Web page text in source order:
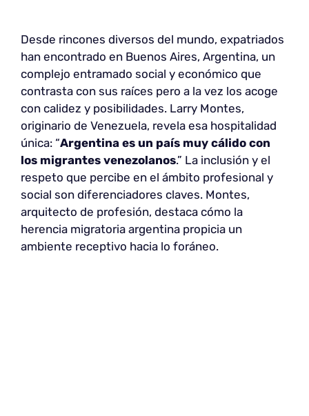
Desde rincones diversos del mundo, expatriados
han encontrado en Buenos Aires, Argentina, un
complejo entramado social y económico que
contrasta con sus raíces pero a la vez los acoge
con calidez y posibilidades. Larry Montes,
originario de Venezuela, revela esa hospitalidad
única: “Argentina es un país muy cálido con
los migrantes venezolanos.” La inclusión y el
respeto que percibe en el ámbito profesional y
social son diferenciadores claves. Montes,
arquitecto de profesión, destaca cómo la
herencia migratoria argentina propicia un
ambiente receptivo hacia lo foráneo.